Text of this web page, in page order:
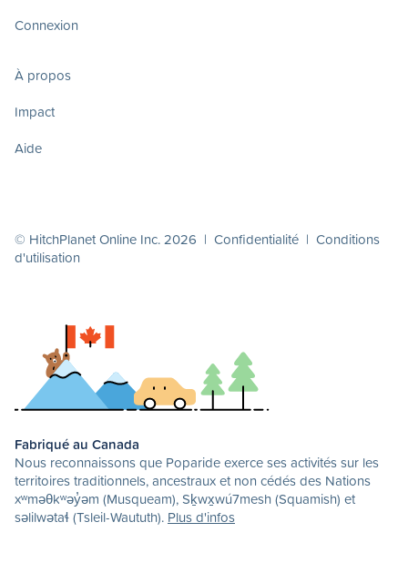
Connexion
À propos
Impact
Aide
© HitchPlanet Online Inc. 2026 | Confidentialité | Conditions
d'utilisation
Fabriqué au Canada
Nous reconnaissons que Poparide exerce ses activités sur les
territoires traditionnels, ancestraux et non cédés des Nations
xʷməθkʷəy̓əm (Musqueam), Sḵwx̱wú7mesh (Squamish) et
səlilwətaɬ (Tsleil-Waututh). Plus d'infos